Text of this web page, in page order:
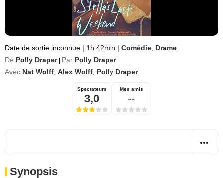
Date de sortie inconnue | 1h 42min | Comédie Drame
De Polly Draper Par Polly Draper
Avec Nat Wolff Alex Wolff Polly Draper
Spectateurs
3,0
Mes amis
--
Synopsis